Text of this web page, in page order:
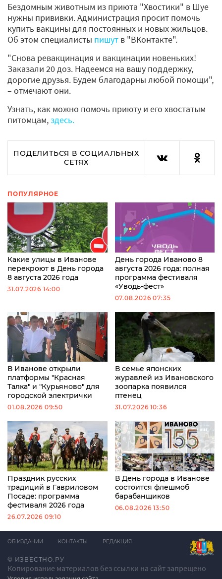
Бездомным животным из приюта "Хвостики" в Шуе
нужны прививки. Администрация просит помочь
купить вакцины для постоянных и новых жильцов.
Об этом специалисты пишут в "ВКонтакте".
"Снова ревакцинация и вакцинации новеньких!
Заказали 20 доз. Надеемся на вашу поддержку,
дорогие друзья. Будем благодарны любой помощи",
– отмечают они.
Узнать, как можно помочь приюту и его хвостатым
питомцам, здесь.
ПОДЕЛИТЬСЯ В СОЦИАЛЬНЫХ
СЕТЯХ
ПОПУЛЯРНОЕ
Какие улицы в Иванове
перекроют в День города
8 августа 2026 года
31.07.2026 14:00
День города Иваново 8
августа 2026 года: полная
программа фестиваля
«Уводь-фест»
07.08.2026 07:35
В Иванове открыли
платформы "Красная
Талка" и "Курьяново" для
городской электрички
01.08.2026 09:50
В семье японских
журавлей из Ивановского
зоопарка появился
птенец
31.07.2026 10:36
Праздник русских
традиций в Гавриловом
Посаде: программа
фестиваля 2026 года
26.07.2026 09:10
В День города в Иванове
состоится флешмоб
барабанщиков
06.08.2026 13:50
© ИЗВЕСТНО.РУ
Копирование материалов без ссылки на сайт запрещено
ОБ ИЗДАНИИ КОНТАКТЫ РЕДАКЦИЯ